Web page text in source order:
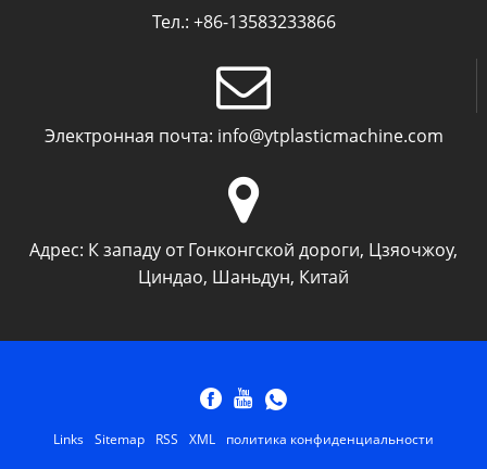
Тел.: +86-13583233866
Электронная почта: info@ytplasticmachine.com
Адрес: К западу от Гонконгской дороги, Цзяочжоу,
Циндао, Шаньдун, Китай
Links Sitemap RSS XML политика конфиденциальности